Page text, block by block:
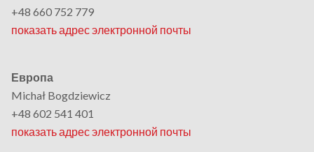
+48 660 752 779
показать адрес электронной почты
Европа
Michał Bogdziewicz
+48 602 541 401
показать адрес электронной почты